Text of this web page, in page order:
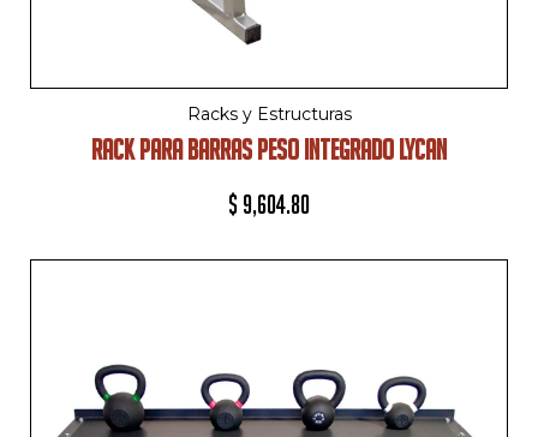
Racks y Estructuras
RACK PARA BARRAS PESO INTEGRADO LYCAN
$ 9,604.80